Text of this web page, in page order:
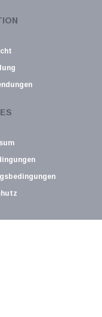
entrichteten
entsprechenden